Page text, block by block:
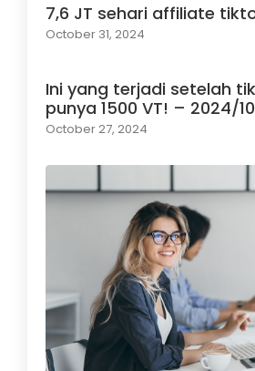
7,6 JT sehari affiliate
October 31, 2024
Ini yang terjadi setelah
punya 1500 VT! – 2024/
October 27, 2024